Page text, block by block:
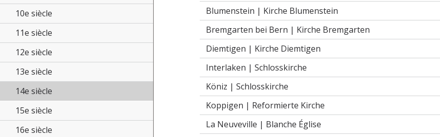
10e siècle
11e siècle
12e siècle
13e siècle
14e siècle
15e siècle
16e siècle
Blumenstein | Kirche Blumenstein
Bremgarten bei Bern | Kirche Bremgarten
Diemtigen | Kirche Diemtigen
Interlaken | Schlosskirche
Köniz | Schlosskirche
Koppigen | Reformierte Kirche
La Neuveville | Blanche Église